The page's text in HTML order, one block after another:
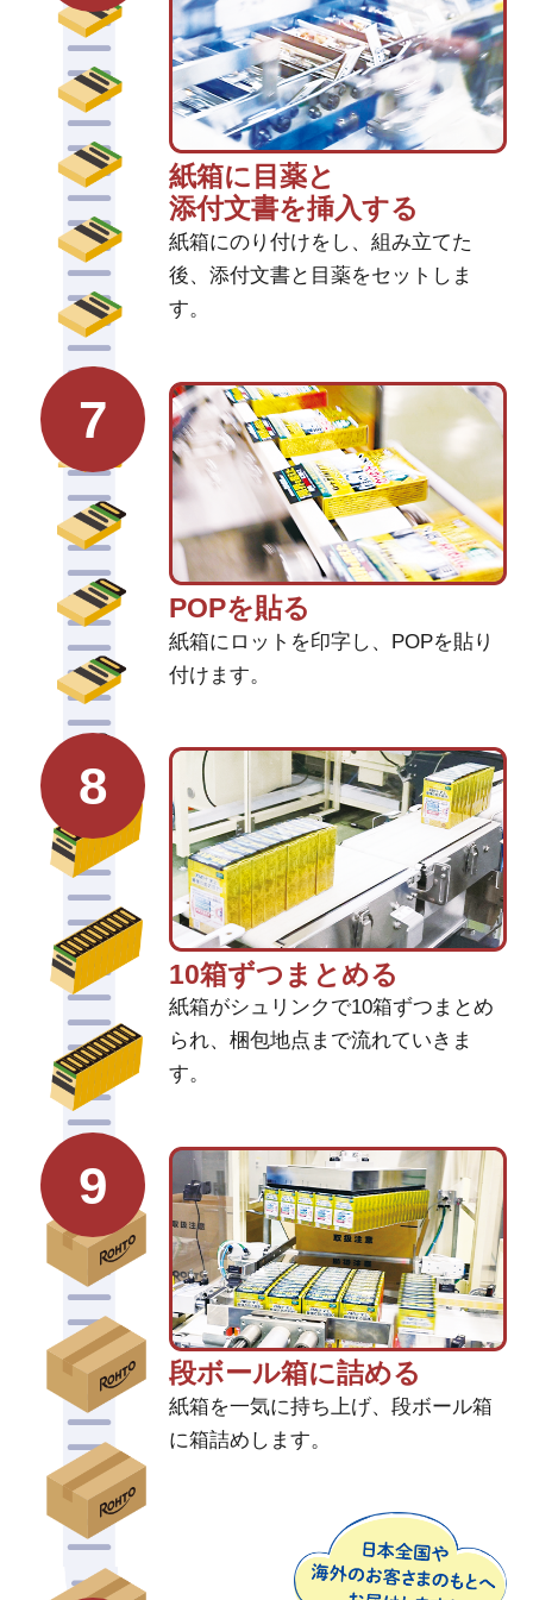
紙箱に目薬と
添付文書を挿入する
紙箱にのり付けをし、組み立てた
後、添付文書と目薬をセットしま
す。
7
POPを貼る
紙箱にロットを印字し、POPを貼り
付けます。
8
10箱ずつまとめる
紙箱がシュリンクで10箱ずつまとめ
られ、梱包地点まで流れていきま
す。
9
段ボール箱に詰める
紙箱を一気に持ち上げ、段ボール箱
に箱詰めします。